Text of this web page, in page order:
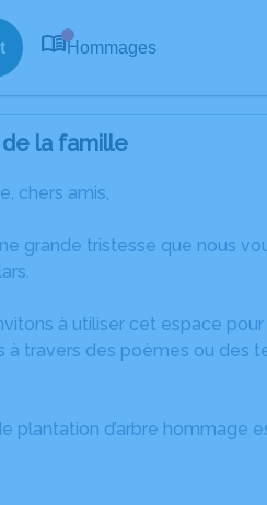
Hommages
la famille
chers amis,
grande tristesse que nous
à utiliser cet espace
à travers des poèmes ou des
plantation d’arbre hommage